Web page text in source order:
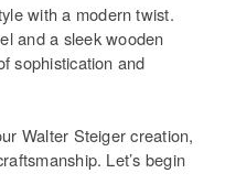
with a modern twist.
and a sleek wooden
sophistication and
Walter Steiger creation,
Let’s begin